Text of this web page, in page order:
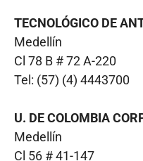
TECNOLÓGICO DE
Medellín
Cl 78 B # 72 A-220
Tel: (57) (4) 4443700
U. DE COLOMBIA
Medellín
Cl 56 # 41-147